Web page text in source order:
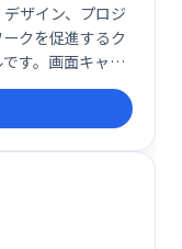
ザイン、プロジ
クを促進するク
す。画面キャプ
保存といった機
ワークでの円滑
献します。 チー
向上させたい企